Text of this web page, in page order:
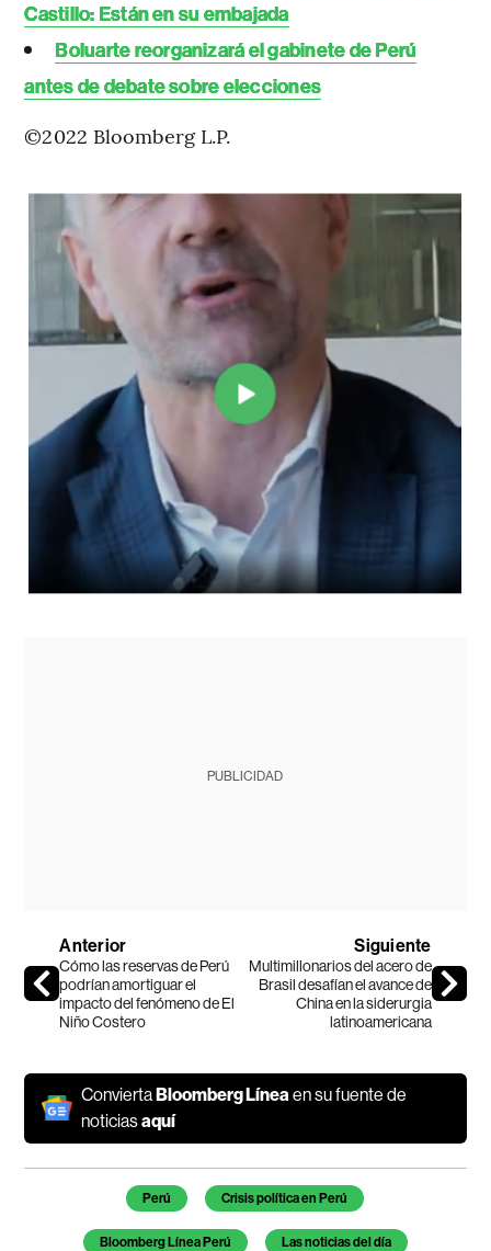
Castillo: Están en su embajada
Boluarte reorganizará el gabinete de Perú
antes de debate sobre elecciones
©2022 Bloomberg L.P.
PUBLICIDAD
Anterior
Cómo las reservas de Perú
podrían amortiguar el
impacto del fenómeno de El
Niño Costero
Siguiente
Multimillonarios del acero de
Brasil desafían el avance de
China en la siderurgia
latinoamericana
ConviertaBloomberg Línea en su fuente de
noticiasaquí
Temas de este artículo
Perú Crisis política en Perú
Bloomberg Línea Perú Las noticias del día